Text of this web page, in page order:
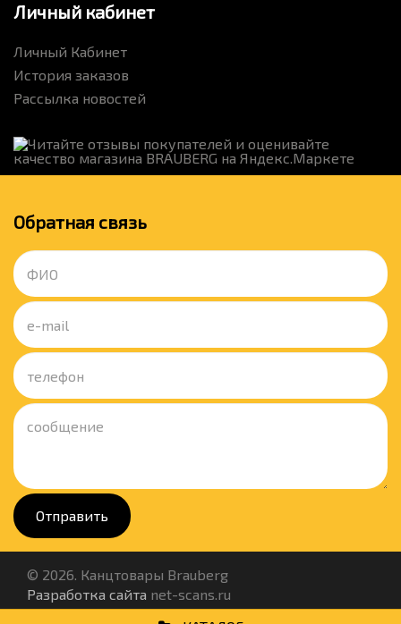
Личный кабинет
Личный Кабинет
История заказов
Рассылка новостей
Обратная связь
Отправить
© 2026. Канцтовары Brauberg
Разработка сайта net-scans.ru